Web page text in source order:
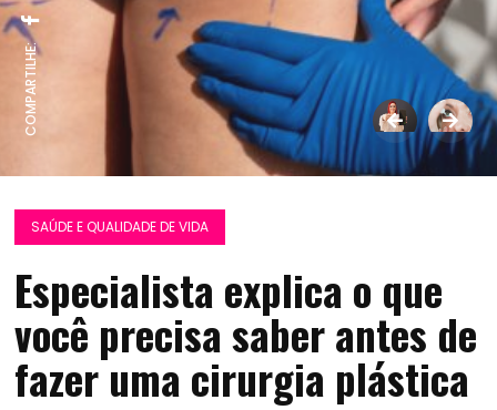
COMPARTILHE:
SAÚDE E QUALIDADE DE VIDA
Especialista explica o que
você precisa saber antes de
fazer uma cirurgia plástica